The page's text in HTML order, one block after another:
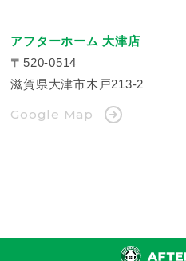
アフターホーム 大津店
〒520-0514
滋賀県大津市木戸213-2
Google Map